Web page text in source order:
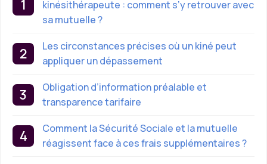
kinésithérapeute : comment s’y retrouver avec
sa mutuelle ?
Les circonstances précises où un kiné peut
appliquer un dépassement
Obligation d’information préalable et
transparence tarifaire
Comment la Sécurité Sociale et la mutuelle
réagissent face à ces frais supplémentaires ?